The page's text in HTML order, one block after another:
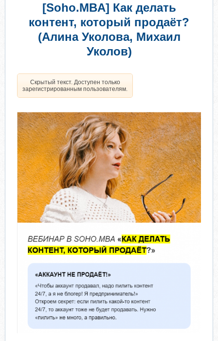
[Soho.MBA] Как делать
контент, который продаёт?
(Алина Уколова, Михаил
Уколов)
Скрытый текст. Доступен только
зарегистрированным пользователям.